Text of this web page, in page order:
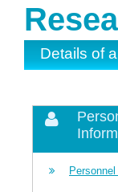
Details of